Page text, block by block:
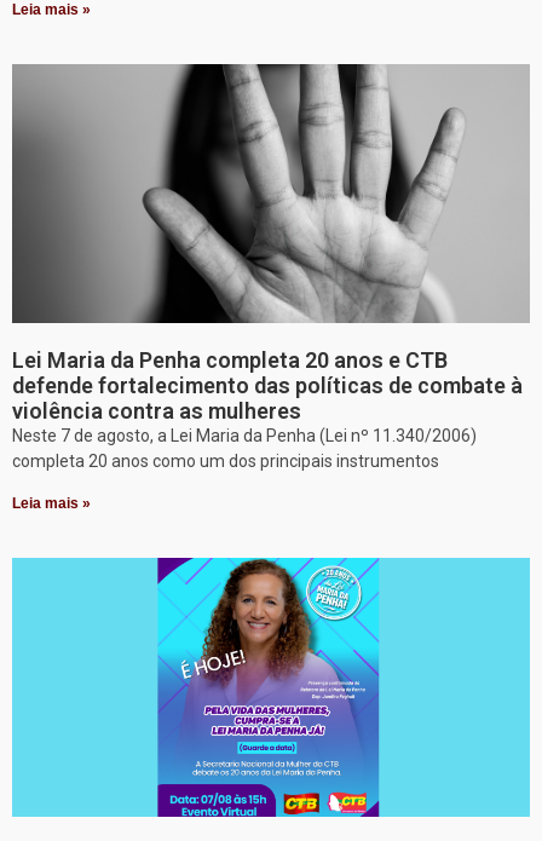
Leia mais »
Lei Maria da Penha completa 20 anos e CTB
defende fortalecimento das políticas de combate à
violência contra as mulheres
Neste 7 de agosto, a Lei Maria da Penha (Lei nº 11.340/2006)
completa 20 anos como um dos principais instrumentos
Leia mais »